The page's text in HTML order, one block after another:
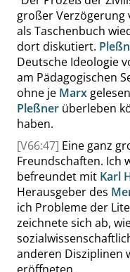
großer Verzögerung
als Taschenbuch
dort diskutiert.
Deutsche Ideologie
am Pädagogischen
ohne je Marx
Pleßner überleben
haben.
[V66:47] Eine ganz
Freundschaften. Ich
befreundet mit Karl
Herausgeber des
ich Probleme der
zeichnete sich ab,
anderen Disziplinen